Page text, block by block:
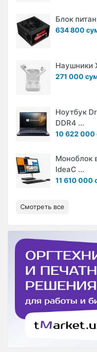
Блок
634 800
Наушники
271 000
Ноутбук
DDR4 ...
10 622 000
Моноблок
IdeaC ...
11 610 000
Смотреть все